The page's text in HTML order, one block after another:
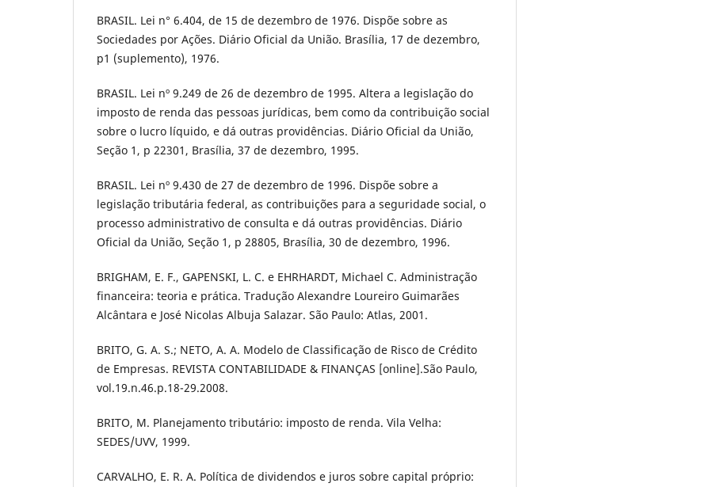
BRASIL. Lei n° 6.404, de 15 de dezembro de 1976. Dispõe sobre as
Sociedades por Ações. Diário Oficial da União. Brasília, 17 de dezembro,
p1 (suplemento), 1976.
BRASIL. Lei nº 9.249 de 26 de dezembro de 1995. Altera a legislação do
imposto de renda das pessoas jurídicas, bem como da contribuição social
sobre o lucro líquido, e dá outras providências. Diário Oficial da União,
Seção 1, p 22301, Brasília, 37 de dezembro, 1995.
BRASIL. Lei nº 9.430 de 27 de dezembro de 1996. Dispõe sobre a
legislação tributária federal, as contribuições para a seguridade social, o
processo administrativo de consulta e dá outras providências. Diário
Oficial da União, Seção 1, p 28805, Brasília, 30 de dezembro, 1996.
BRIGHAM, E. F., GAPENSKI, L. C. e EHRHARDT, Michael C. Administração
financeira: teoria e prática. Tradução Alexandre Loureiro Guimarães
Alcântara e José Nicolas Albuja Salazar. São Paulo: Atlas, 2001.
BRITO, G. A. S.; NETO, A. A. Modelo de Classificação de Risco de Crédito
de Empresas. REVISTA CONTABILIDADE & FINANÇAS [online].São Paulo,
vol.19.n.46.p.18-29.2008.
BRITO, M. Planejamento tributário: imposto de renda. Vila Velha:
SEDES/UVV, 1999.
CARVALHO, E. R. A. Política de dividendos e juros sobre capital próprio: